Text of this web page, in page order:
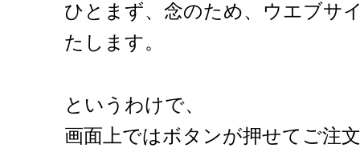
ひとまず、念のため、ウエブサ
たします。
というわけで、
画面上ではボタンが押せてご注